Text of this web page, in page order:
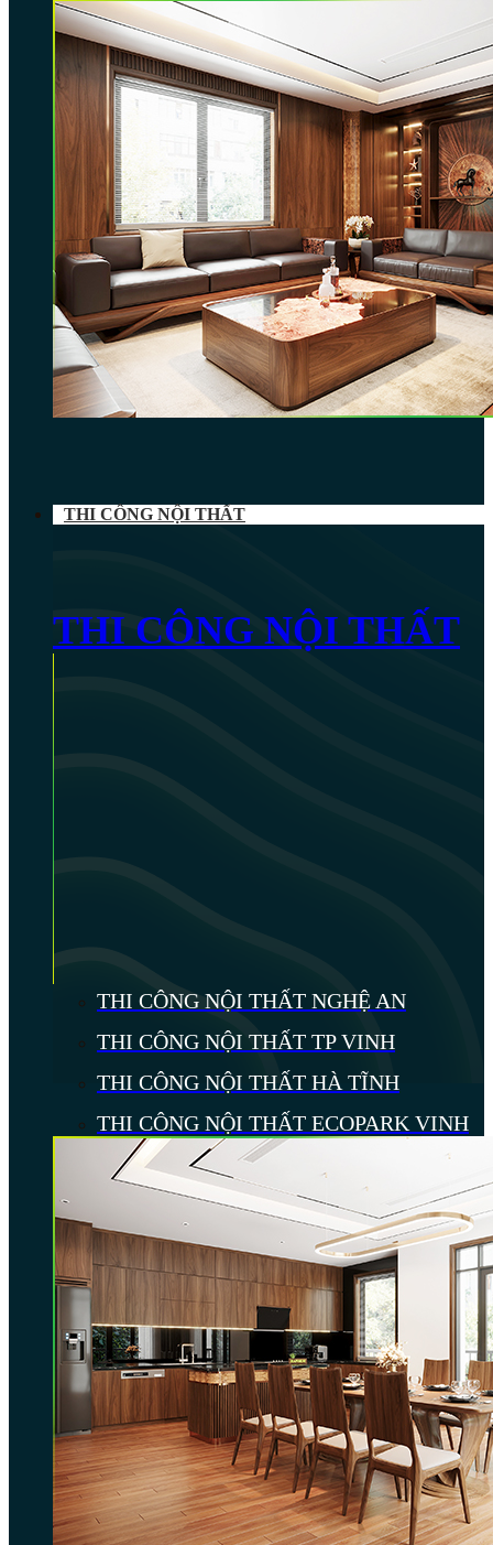
THI CÔNG NỘI THẤT
THI CÔNG NỘI THẤT
THI CÔNG NỘI THẤT NGHỆ AN
THI CÔNG NỘI THẤT TP VINH
THI CÔNG NỘI THẤT HÀ TĨNH
THI CÔNG NỘI THẤT ECOPARK VINH